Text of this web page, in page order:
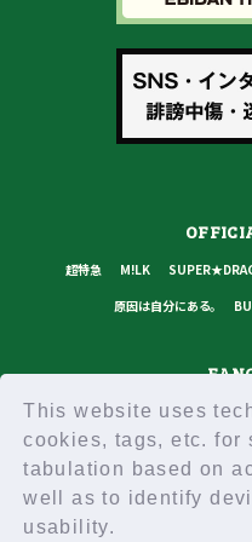
This website uses
cookies, tags, etc. for
tabulation based on
well as to identify
usability.
超特急 M!LK
原因は自分にある。
超特急 M!LK
原因は自分にある。
BUDDiiS
プライバシーポリシー ご利用規約